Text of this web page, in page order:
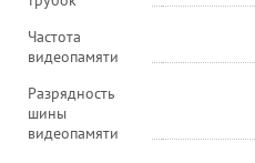
Частота
видеопамяти
Разрядность
шины
видеопамяти